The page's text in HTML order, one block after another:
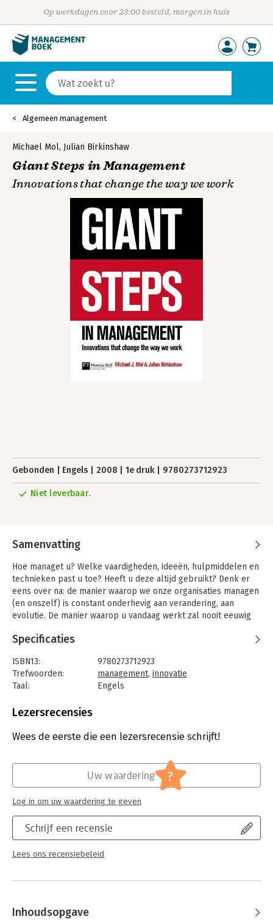
Op werkdagen voor 23:00 besteld, morgen in huis
Algemeen management
Michael Mol, Julian Birkinshaw
Giant Steps in Management
Innovations that change the way we work
Gebonden Engels 2008 1e druk 9780273712923
Niet leverbaar.
Samenvatting
Hoe managet u? Welke vaardigheden, ideeën, hulpmiddelen en
technieken past u toe? Heeft u deze altijd gebruikt? Denk er
eens over na: de manier waarop we onze organisaties managen
(en onszelf) is constant onderhevig aan verandering, aan
evolutie. De manier waarop u vandaag werkt zal nooit eeuwig
nieuwe benaderingen. Er vinden continu managementinnovaties
Een enkele schrijft geschiedenis. De meest waardevolle
worden opgepakt en opgenomen in complete industrieën en
landen. Over deze innovaties gaat dit boek.
'Giant Steps in Management' presenteert een selectie van de
en beschrijft de impact die ze hebben op het management van
klinken; anderen zijn nieuw, anders of verrassend. Samen
vormen ze een fascinerend compendium van ideeën,
technieken en praktijk die de managementwereld opgeschud
Specificaties
ISBN13:
9780273712923
Trefwoorden:
management, innovatie
Taal:
Engels
Aantal pagina's:
Druk:
1
Lezersrecensies
Wees de eerste die een lezersrecensie schrijft!
Schrijf een recensie
Lees ons recensiebeleid
Uw waardering ?
Log in om uw waardering te geven
Inhoudsopgave